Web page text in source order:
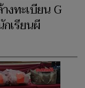
งทะเบียน G
เรียนผี